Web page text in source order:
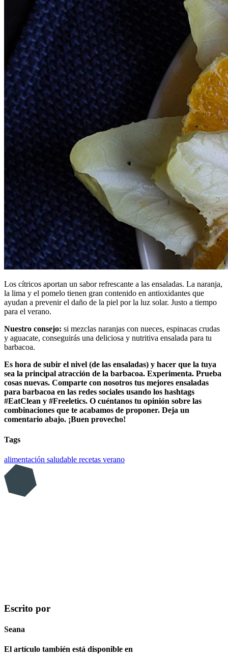
Los cítricos aportan un sabor refrescante a las ensaladas. La naranja,
la lima y el pomelo tienen gran contenido en antioxidantes que
ayudan a prevenir el daño de la piel por la luz solar. Justo a tiempo
para el verano.
Nuestro consejo: si mezclas naranjas con nueces, espinacas crudas
y aguacate, conseguirás una deliciosa y nutritiva ensalada para tu
barbacoa.
Es hora de subir el nivel (de las ensaladas) y hacer que la tuya
sea la principal atracción de la barbacoa. Experimenta. Prueba
cosas nuevas. Comparte con nosotros tus mejores ensaladas
para barbacoa en las redes sociales usando los hashtags
#EatClean y #Freeletics. O cuéntanos tu opinión sobre las
combinaciones que te acabamos de proponer. Deja un
comentario abajo. ¡Buen provecho!
Tags
alimentación saludable recetas verano
Escrito por
Seana
El artículo también está disponible en